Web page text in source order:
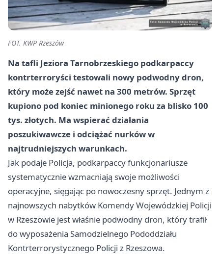
FOT. KWP Rzeszów
Na tafli Jeziora Tarnobrzeskiego podkarpaccy
kontrterroryści testowali nowy podwodny dron,
który może zejść nawet na 300 metrów. Sprzęt
kupiono pod koniec minionego roku za blisko 100
tys. złotych. Ma wspierać działania
poszukiwawcze i odciążać nurków w
najtrudniejszych warunkach.
Jak podaje Policja, podkarpaccy funkcjonariusze
systematycznie wzmacniają swoje możliwości
operacyjne, sięgając po nowoczesny sprzęt. Jednym z
najnowszych nabytków Komendy Wojewódzkiej Policji
w Rzeszowie jest właśnie podwodny dron, który trafił
do wyposażenia Samodzielnego Pododdziału
Kontrterrorystycznego Policji z Rzeszowa.